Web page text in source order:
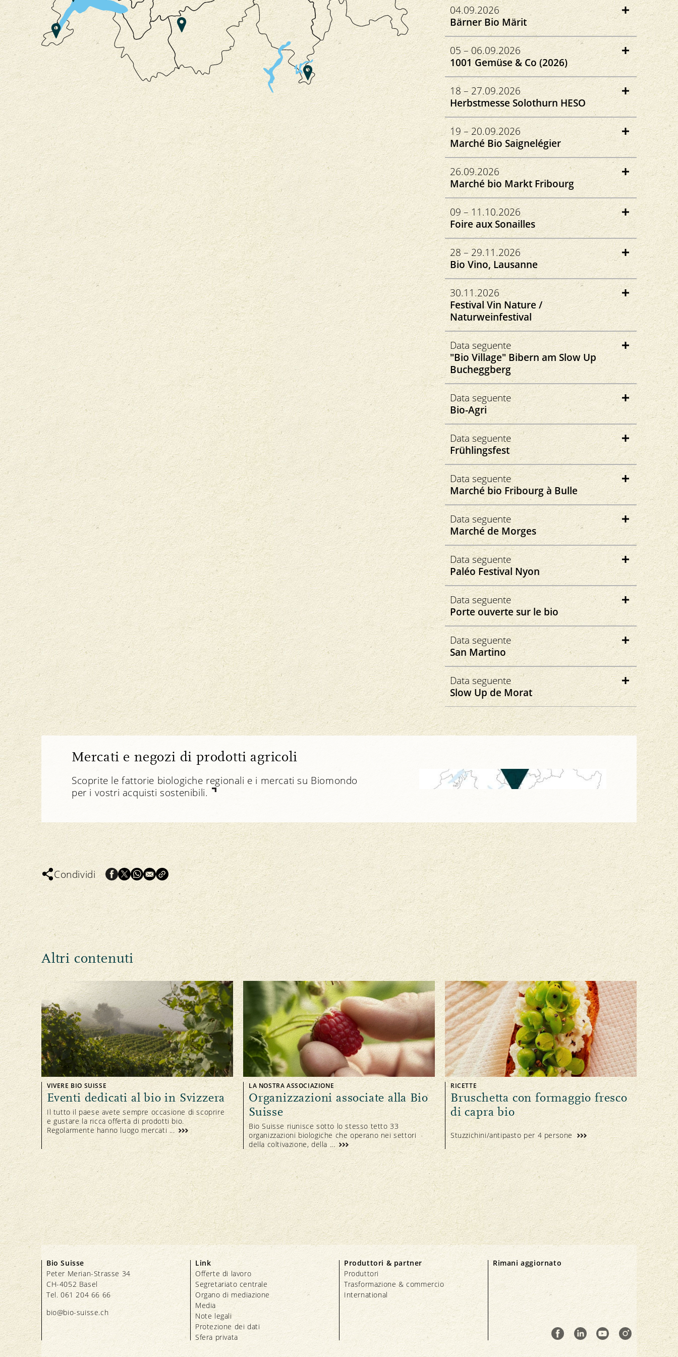
Seepromenade Zug
6300 Zug
osolebio.ch
04.09.2026
Bärner Bio Märit
Bundesplatz Bern
3011 Bern
bio-bern.ch
05 – 06.09.2026
1001 Gemüse & Co (2026)
Klosterplatz
8462 Rheinau
1001gemuese.ch
18 – 27.09.2026
Herbstmesse Solothurn HESO
Baselstrasse 3a
4500 Solothurn
heso.ch
19 – 20.09.2026
Marché Bio Saignelégier
Rue du Marché-Concours 90
2350 Saignelégier
marchebiojura.ch
26.09.2026
Marché bio Markt Fribourg
Place George Python
1700 Fribourg
marchebio-fribourg.ch
09 – 11.10.2026
Foire aux Sonailles
Dans les rues du village
1323 Romainmôtier
swissisland.ch
28 – 29.11.2026
Bio Vino, Lausanne
Espace Amaretto
Lausanne
bio-vino.ch
30.11.2026
Festival Vin Nature /
Naturweinfestival
Zürich
vin-nature.ch
Data seguente
"Bio Village" Bibern am Slow Up
Bucheggberg
Hauptstrasse
4578 Bibern
slowup.ch
Data seguente
Bio-Agri
Place de la Gare
1510 Moudon
bio-agri.ch
Data seguente
Frühlingsfest
Goltern 19
4578 Bibern
fruehlingsfest.ch
Data seguente
Marché bio Fribourg à Bulle
Place du marché
1630 Bulle
marchebio-fribourg.ch
Data seguente
Marché de Morges
Rue Place du Casino
1110 Morges
Data seguente
Paléo Festival Nyon
Nyon
Paléo Festival
Data seguente
Porte ouverte sur le bio
Datum und Ort folgt
Data seguente
San Martino
Via S. Martino
6850 Mendrisio
Data seguente
Slow Up de Morat
Slow Up Murtensee
Mercati e negozi di prodotti agricoli
Scoprite le fattorie biologiche regionali e i mercati su Biomondo
per i vostri acquisti sostenibili.
Condividi
Altri contenuti
VIVERE BIO SUISSE
Eventi dedicati al bio in Svizzera
Il tutto il paese avete sempre occasione di scoprire
e gustare la ricca offerta di prodotti bio.
Regolarmente hanno luogo mercati ...
LA NOSTRA ASSOCIAZIONE
Organizzazioni associate alla Bio
Suisse
Bio Suisse riunisce sotto lo stesso tetto 33
organizzazioni biologiche che operano nei settori
della coltivazione, della ...
RICETTE
Bruschetta con formaggio fresco
di capra bio
Stuzzichini/antipasto per 4 persone
Bio Suisse
Peter Merian-Strasse 34
CH-4052 Basel
Tel. 061 204 66 66
bio@bio-suisse.ch
Link
Offerte di lavoro
Segretariato centrale
Organo di mediazione
Media
Note legali
Protezione dei dati
Sfera privata
Produttori & partner
Produttori
Trasformazione & commercio
International
Rimani aggiornato